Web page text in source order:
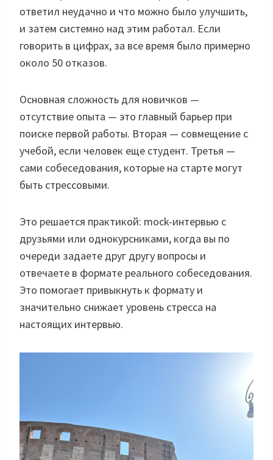
ответил неудачно и что можно было улучшить,
и затем системно над этим работал. Если
говорить в цифрах, за все время было примерно
около 50 отказов.
Основная сложность для новичков —
отсутствие опыта — это главный барьер при
поиске первой работы. Вторая — совмещение с
учебой, если человек еще студент. Третья —
сами собеседования, которые на старте могут
быть стрессовыми.
Это решается практикой: mock-интервью с
друзьями или однокурсниками, когда вы по
очереди задаете друг другу вопросы и
отвечаете в формате реального собеседования.
Это помогает привыкнуть к формату и
значительно снижает уровень стресса на
настоящих интервью.